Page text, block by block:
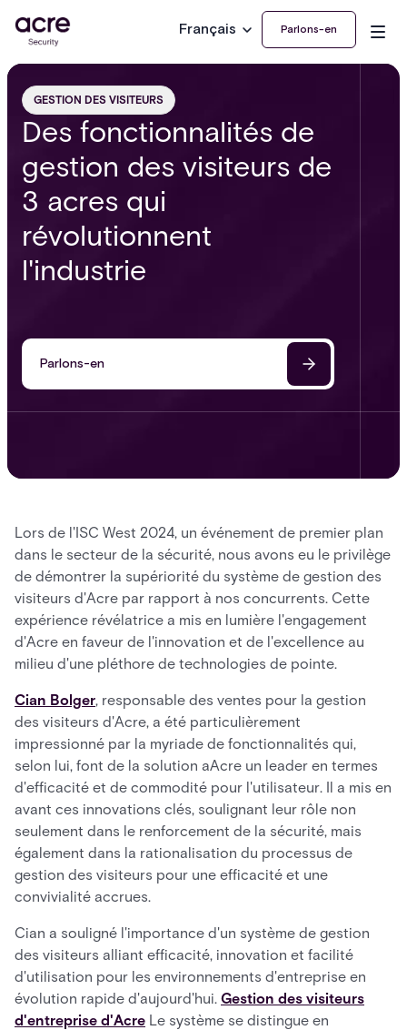
Français Parlons-en
GESTION DES VISITEURS
Des fonctionnalités de
gestion des visiteurs de
3 acres qui
révolutionnent
l'industrie
Parlons-en
Lors de l'ISC West 2024, un événement de premier plan
dans le secteur de la sécurité, nous avons eu le privilège
de démontrer la supériorité du système de gestion des
visiteurs d'Acre par rapport à nos concurrents. Cette
expérience révélatrice a mis en lumière l'engagement
d'Acre en faveur de l'innovation et de l'excellence au
milieu d'une pléthore de technologies de pointe.
Cian Bolger, responsable des ventes pour la gestion
des visiteurs d'Acre, a été particulièrement
impressionné par la myriade de fonctionnalités qui,
selon lui, font de la solution aAcre un leader en termes
d'efficacité et de commodité pour l'utilisateur. Il a mis en
avant ces innovations clés, soulignant leur rôle non
seulement dans le renforcement de la sécurité, mais
également dans la rationalisation du processus de
gestion des visiteurs pour une efficacité et une
convivialité accrues.
Cian a souligné l'importance d'un système de gestion
des visiteurs alliant efficacité, innovation et facilité
d'utilisation pour les environnements d'entreprise en
évolution rapide d'aujourd'hui. Gestion des visiteurs
d'entreprise d'Acre Le système se distingue en